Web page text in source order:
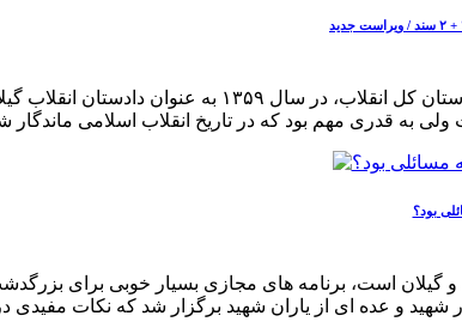
بود؟
و گیلان است، برنامه های مجازی بسیار خوبی برای